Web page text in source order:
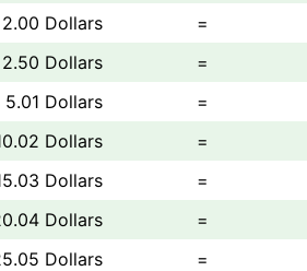
Dollars
=
Dollars
=
5.01 Dollars
=
Dollars
=
Dollars
=
Dollars
=
Dollars
=